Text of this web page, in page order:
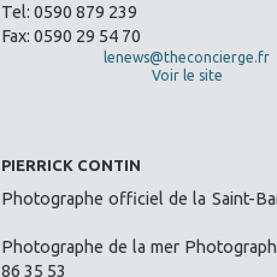
Tel: 0590 879 239
Fax: 0590 29 54 70
lenews@theconcierge.fr
Voir le site
PIERRICK CONTIN
Photographe officiel de la Saint-
Photographe de la mer
86 35 53